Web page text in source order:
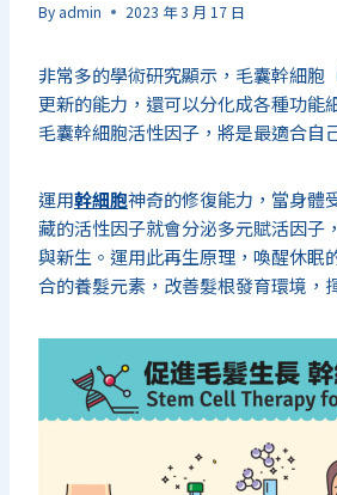
By admin 2023 年 3 月 17 日
非常多的學術研究顯示，毛囊幹細胞
更新的能力，還可以分化成各種功能
毛囊幹細胞活性因子，將是最適合自
運用幹細胞神奇的修復能力，當身體
藏的活性因子就會分泌多元賦活因子
與新生。運用此再生原理，喚醒休眠
合的養髮元素，改善髮根發育環境，